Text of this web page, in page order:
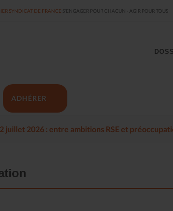
SYNDICAT DE FRANCE S'ENGAGER POUR CHACUN - AGIR POUR TOUS
ADHÉRER
juillet 2026 : entre ambitions RSE et